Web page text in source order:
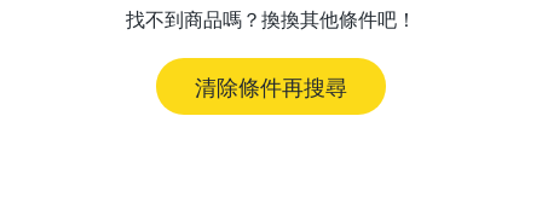
找不到商品嗎？換換其他條件吧！
清除條件再搜尋